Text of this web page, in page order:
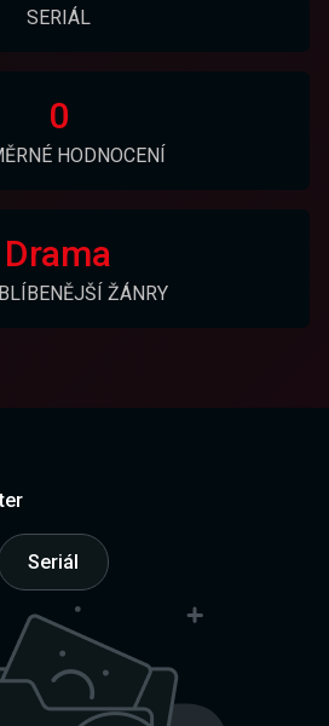
SERIÁL
0
HODNOCENÍ
Drama
ŽÁNRY
Seriál